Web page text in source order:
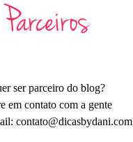
Parceiros
ser parceiro do blog?
em contato com a gente
contato@dicasbydani.com